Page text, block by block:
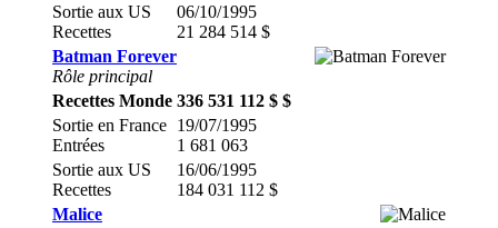
Sortie aux US
Recettes
06/10/1995
21 284 514 $
Batman Forever
Rôle principal
Recettes Monde 336 531 112 $ $
Sortie en France
Entrées
19/07/1995
1 681 063
Sortie aux US
Recettes
16/06/1995
184 031 112 $
Malice